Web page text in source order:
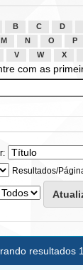
B C D
M N O P
V W X
com as
Resultados/
resultados